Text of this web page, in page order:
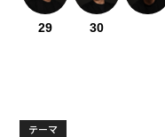
29 30
テーマ